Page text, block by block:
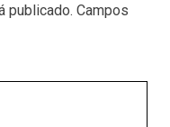
publicado. Campos